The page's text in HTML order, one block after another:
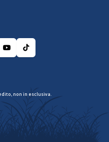
non in esclusiva.